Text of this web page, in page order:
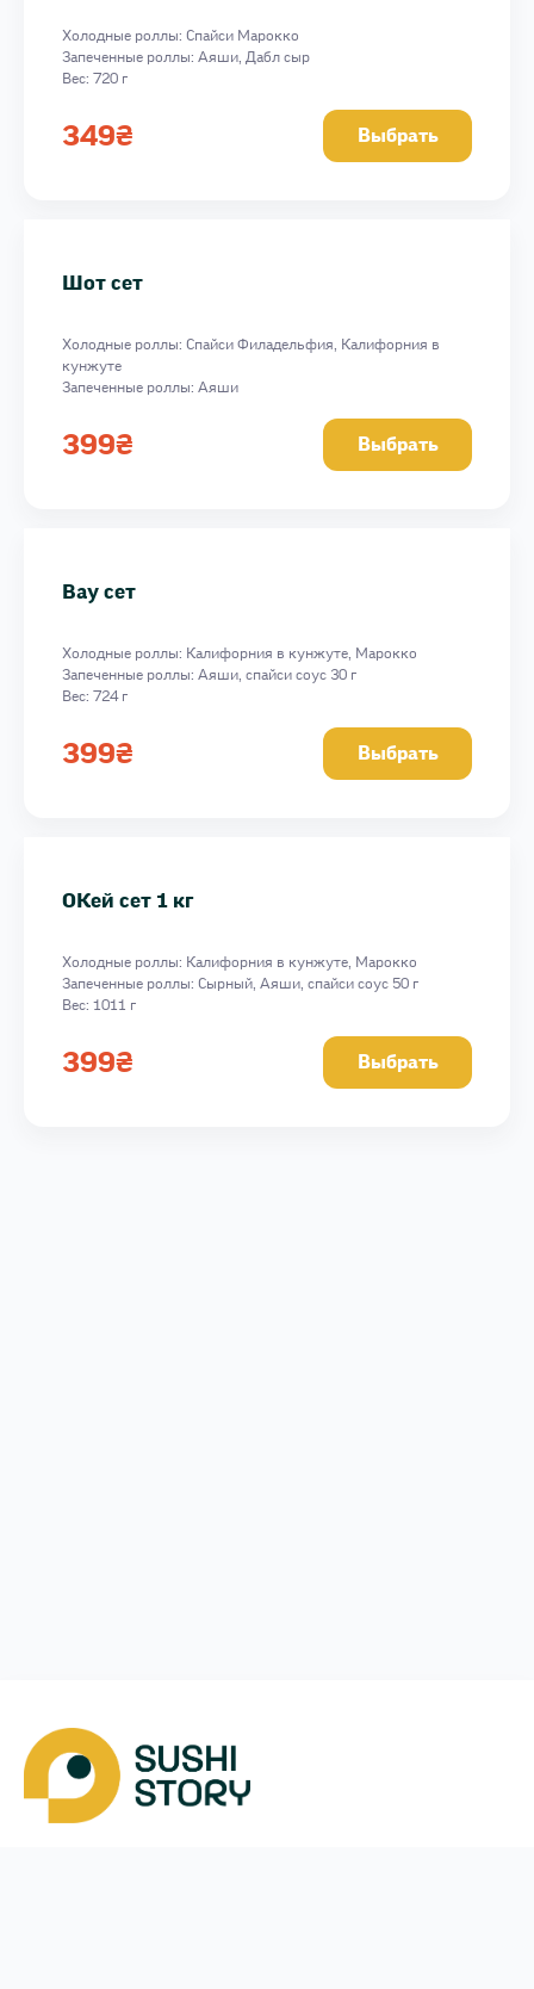
Холодные роллы: Спайси Марокко
Запеченные роллы: Аяши, Дабл сыр
Вес: 720 г
349₴ Выбрать
Шот сет
Холодные роллы: Спайси Филадельфия, Калифорния в
кунжуте
Запеченные роллы: Аяши
399₴ Выбрать
Вау сет
Холодные роллы: Калифорния в кунжуте, Марокко
Запеченные роллы: Аяши, спайси соус 30 г
Вес: 724 г
399₴ Выбрать
ОКей сет 1 кг
Холодные роллы: Калифорния в кунжуте, Марокко
Запеченные роллы: Сырный, Аяши, спайси соус 50 г
Вес: 1011 г
399₴ Выбрать